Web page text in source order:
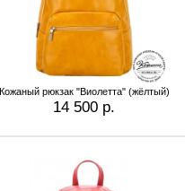
Кожаный рюкзак "Виолетта" (жёлтый)
14 500 р.